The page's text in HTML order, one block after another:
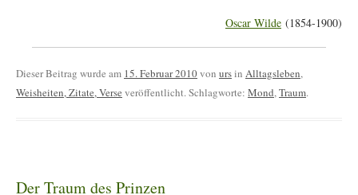
Oscar Wilde (1854-1900)
Dieser Beitrag wurde am 15. Februar 2010von ursin Alltagsleben,
Weisheiten, Zitate, Verse veröffentlicht. Schlagworte: Mond,Traum.
Der Traum des Prinzen